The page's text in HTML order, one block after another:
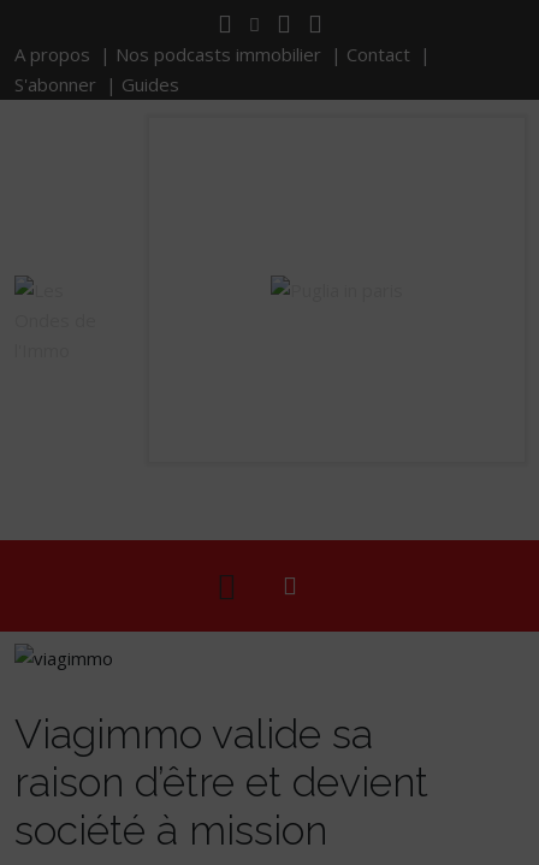
A propos | Nos podcasts immobilier | Contact |
S'abonner | Guides
Viagimmo valide sa
raison d’être et devient
société à mission